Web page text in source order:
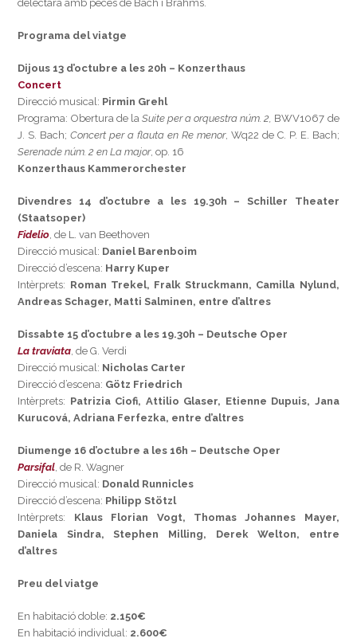
delectarà amb peces de Bach i Brahms.
Programa del viatge
Dijous 13 d’octubre a les 20h – Konzerthaus
Concert
Direcció musical: Pirmin Grehl
Programa: Obertura de la Suite per a orquestra núm. 2, BWV1067 de
J. S. Bach;Concert per a flauta en Re menor, Wq22 de C. P. E. Bach;
Serenade núm. 2 en La major, op. 16
Konzerthaus Kammerorchester
Divendres 14 d’octubre a les 19.30h – Schiller Theater
(Staatsoper)
Fidelio , de L. van Beethoven
Direcció musical: Daniel Barenboim
Direcció d’escena: Harry Kuper
Intèrprets: Roman Trekel, Fralk Struckmann, Camilla Nylund,
Andreas Schager, Matti Salminen, entre d’altres
Dissabte 15 d’octubre a les 19.30h – Deutsche Oper
La traviata , de G. Verdi
Direcció musical: Nicholas Carter
Direcció d’escena: Götz Friedrich
Intèrprets: Patrizia Ciofi, Attilio Glaser, Etienne Dupuis, Jana
Kurucová, Adriana Ferfezka, entre d’altres
Diumenge 16 d’octubre a les 16h – Deutsche Oper
Parsifal , de R. Wagner
Direcció musical: Donald Runnicles
Direcció d’escena: Philipp Stötzl
Intèrprets: Klaus Florian Vogt, Thomas Johannes Mayer,
Daniela Sindra, Stephen Milling, Derek Welton, entre
d’altres
Preu del viatge
En habitació doble: 2.150€
En habitació individual: 2.600€